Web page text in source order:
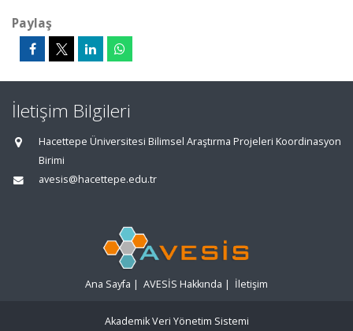
Paylaş
İletişim Bilgileri
Hacettepe Üniversitesi Bilimsel Araştırma Projeleri Koordinasyon
Birimi
avesis@hacettepe.edu.tr
Ana Sayfa | AVESİS Hakkında | İletişim
Akademik Veri Yönetim Sistemi